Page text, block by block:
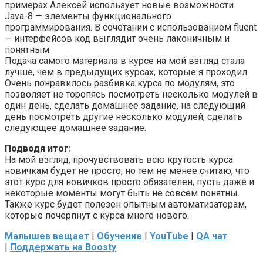
примерах Алексей использует новые возможности
Java-8 — элементы функционального
программирования. В сочетании с использованием fluent
— интерфейсов код выглядит очень лаконичным и
понятным.
Подача самого материала в курсе на мой взгляд стала
лучше, чем в предыдущих курсах, которые я проходил.
Очень понравилось разбивка курса по модулям, это
позволяет не торопясь посмотреть несколько модулей в
один день, сделать домашнее задание, на следующий
день посмотреть другие несколько модулей, сделать
следующее домашнее задание.
Подводя итог:
На мой взгляд, прочувствовать всю крутость курса
новичкам будет не просто, но тем не менее считаю, что
этот курс для новичков просто обязателен, пусть даже и
некоторые моменты могут быть не совсем понятны.
Также курс будет полезен опытным автоматизаторам,
которые почерпнут с курса много нового.
Малышев вещает | Обучение | YouTube | QA чат
| Поддержать на Boosty